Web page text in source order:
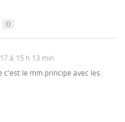
0
à 15 h 13 min
le mm principe avec les